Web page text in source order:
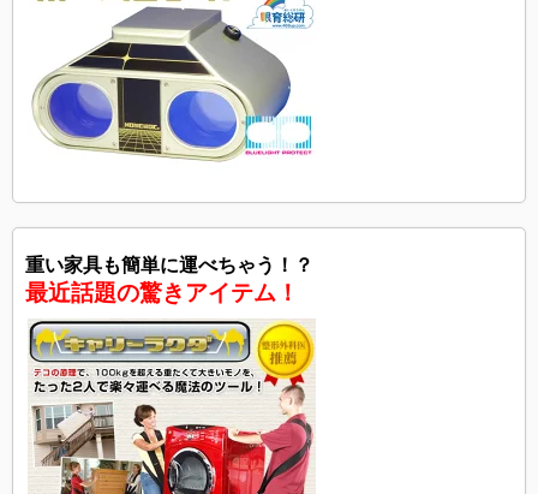
重い家具も簡単に運べちゃう！？
最近話題の驚きアイテム！